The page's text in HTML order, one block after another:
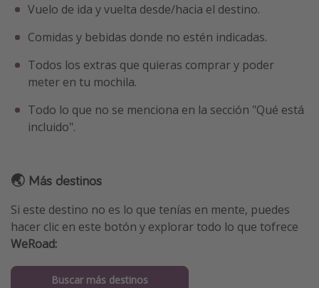
Vuelo de ida y vuelta desde/hacia el destino.
Comidas y bebidas donde no estén indicadas.
Todos los extras que quieras comprar y poder
meter en tu mochila.
Todo lo que no se menciona en la sección "Qué está
incluido".
🌏 Más destinos
Si este destino no es lo que tenías en mente, puedes
hacer clic en este botón y explorar todo lo que tofrece
WeRoad:
Buscar más destinos